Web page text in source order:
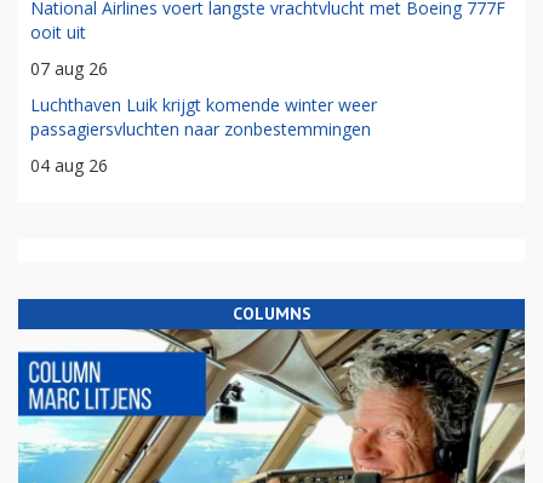
National Airlines voert langste vrachtvlucht met Boeing 777F
ooit uit
07 aug 26
Luchthaven Luik krijgt komende winter weer
passagiersvluchten naar zonbestemmingen
04 aug 26
COLUMNS